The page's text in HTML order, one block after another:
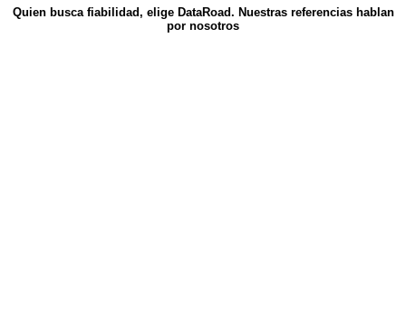
Quien busca fiabilidad, elige DataRoad. Nuestras referencias hablan
por nosotros